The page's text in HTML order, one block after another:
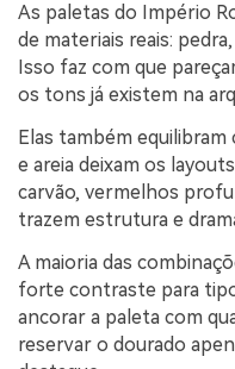
As paletas do Império
de materiais reais:
Isso faz com que
os tons já existem na
Elas também
e areia deixam os
carvão, vermelhos
trazem estrutura e
A maioria das
forte contraste para
ancorar a paleta com
reservar o dourado